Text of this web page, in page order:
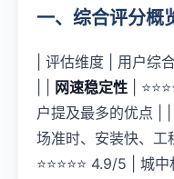
一、综合评分概
| 评估维度 | 用户
网速稳定性 |
户提及最多的优点 | |
场准时、安装快、工
⭐⭐⭐⭐⭐ 4.9/5 | 城